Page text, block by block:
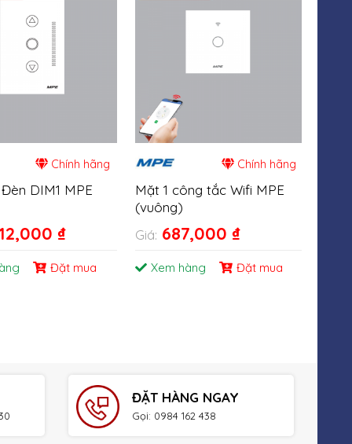
Chính hãng
DIM1 MPE
₫
Đặt mua
Chính hãng
Mặt 1 công tắc Wifi MPE
(vuông)
Giá: 687,000 ₫
Xem hàng Đặt mua
ĐẶT HÀNG NGAY
Gọi: 0984 162 438